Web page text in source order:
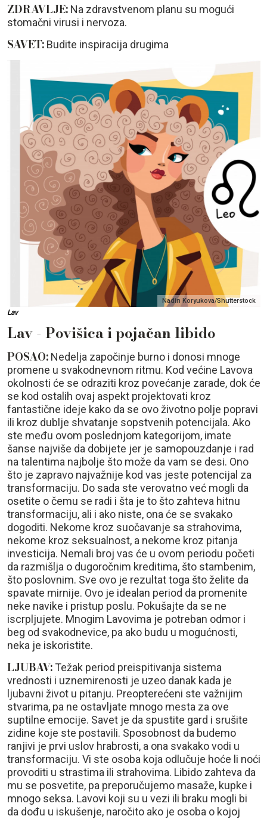
ZDRAVLJE:Na zdravstvenom planu su mogući
stomačni virusi i nervoza.
SAVET:Budite inspiracija drugima
Nadin Koryukova/Shutterstock
Lav
Lav - Povišica i pojačan libido
POSAO:Nedelja započinje burno i donosi mnoge
promene u svakodnevnom ritmu. Kod većine Lavova
okolnosti će se odraziti kroz povećanje zarade, dok će
se kod ostalih ovaj aspekt projektovati kroz
fantastične ideje kako da se ovo životno polje popravi
ili kroz dublje shvatanje sopstvenih potencijala. Ako
ste među ovom poslednjom kategorijom, imate
šanse najviše da dobijete jer je samopouzdanje i rad
na talentima najbolje što može da vam se desi. Ono
što je zapravo najvažnije kod vas jeste potencijal za
transformaciju. Do sada ste verovatno već mogli da
osetite o čemu se radi i šta je to što zahteva hitnu
transformaciju, ali i ako niste, ona će se svakako
dogoditi. Nekome kroz suočavanje sa strahovima,
nekome kroz seksualnost, a nekome kroz pitanja
investicija. Nemali broj vas će u ovom periodu početi
da razmišlja o dugoročnim kreditima, što stambenim,
što poslovnim. Sve ovo je rezultat toga što želite da
spavate mirnije. Ovo je idealan period da promenite
neke navike i pristup poslu. Pokušajte da se ne
iscrpljujete. Mnogim Lavovima je potreban odmor i
beg od svakodnevice, pa ako budu u mogućnosti,
neka je iskoristite.
LJUBAV:Težak period preispitivanja sistema
vrednosti i uznemirenosti je uzeo danak kada je
ljubavni život u pitanju. Preopterećeni ste važnijim
stvarima, pa ne ostavljate mnogo mesta za ove
suptilne emocije. Savet je da spustite gard i srušite
zidine koje ste postavili. Sposobnost da budemo
ranjivi je prvi uslov hrabrosti, a ona svakako vodi u
transformaciju. Vi ste osoba koja odlučuje hoće li noći
provoditi u strastima ili strahovima. Libido zahteva da
mu se posvetite, pa preporučujemo masaže, kupke i
mnogo seksa. Lavovi koji su u vezi ili braku mogli bi
da dođu u iskušenje, naročito ako je osoba o kojoj